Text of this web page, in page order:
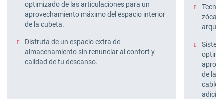
optimizado de las articulaciones para un
aprovechamiento máximo del espacio interior
de la cubeta.
Disfruta de un espacio extra de
almacenamiento sin renunciar al confort y
calidad de tu descanso.
zócalo
de la